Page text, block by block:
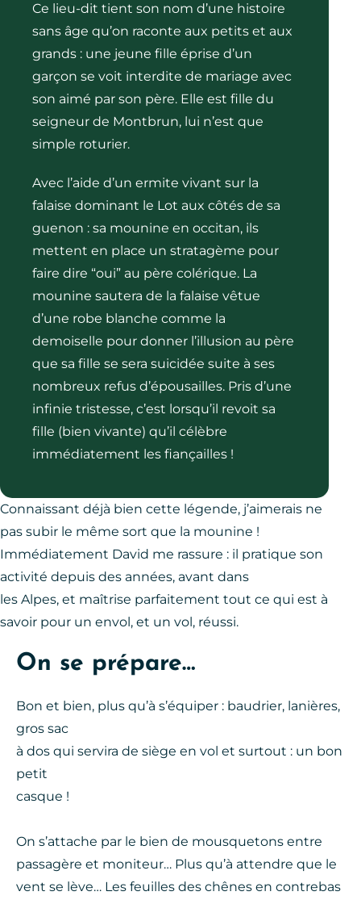
Ce lieu-dit tient son nom d’une histoire
sans âge qu’on raconte aux petits et aux
grands : une jeune fille éprise d’un
garçon se voit interdite de mariage avec
son aimé par son père. Elle est fille du
seigneur de Montbrun, lui n’est que
simple roturier.
Avec l’aide d’un ermite vivant sur la
falaise dominant le Lot aux côtés de sa
guenon : sa mounine en occitan, ils
mettent en place un stratagème pour
faire dire “oui” au père colérique. La
mounine sautera de la falaise vêtue
d’une robe blanche comme la
demoiselle pour donner l’illusion au père
que sa fille se sera suicidée suite à ses
nombreux refus d’épousailles. Pris d’une
infinie tristesse, c’est lorsqu’il revoit sa
fille (bien vivante) qu’il célèbre
immédiatement les fiançailles !
Connaissant déjà bien cette légende, j’aimerais ne
pas subir le même sort que la mounine !
Immédiatement David me rassure : il pratique son
activité depuis des années, avant dans
les Alpes, et maîtrise parfaitement tout ce qui est à
savoir pour un envol, et un vol, réussi.
On se prépare…
Bon et bien, plus qu’à s’équiper : baudrier, lanières,
gros sac
à dos qui servira de siège en vol et surtout : un bon
petit
casque !
On s’attache par le bien de mousquetons entre
passagère et moniteur… Plus qu’à attendre que le
vent se lève… Les feuilles des chênes en contrebas